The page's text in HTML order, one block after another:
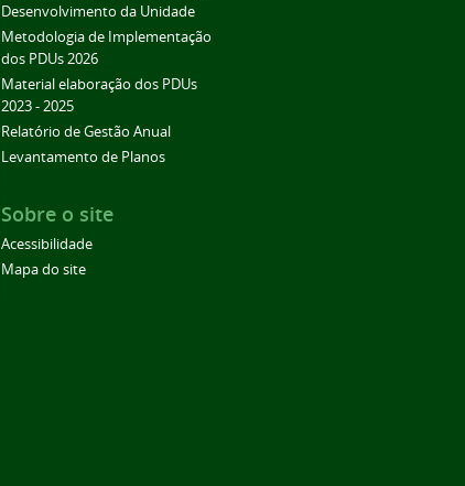
Desenvolvimento da Unidade
Metodologia de Implementação
dos PDUs 2026
Material elaboração dos PDUs
2023 - 2025
Relatório de Gestão Anual
Levantamento de Planos
Sobre o site
Acessibilidade
Mapa do site